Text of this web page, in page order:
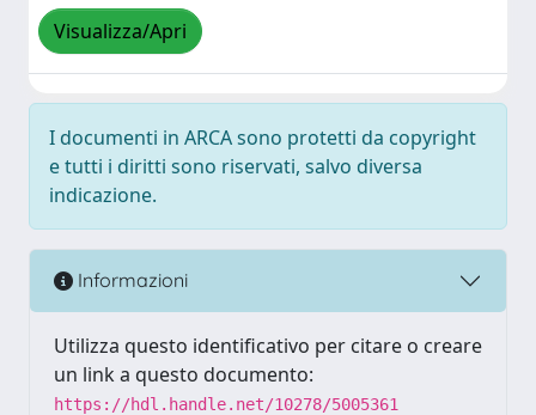
Visualizza/Apri
I documenti in ARCA sono protetti da copyright
e tutti i diritti sono riservati, salvo diversa
indicazione.
Informazioni
Utilizza questo identificativo per citare o creare
un link a questo documento:
https://hdl.handle.net/10278/5005361